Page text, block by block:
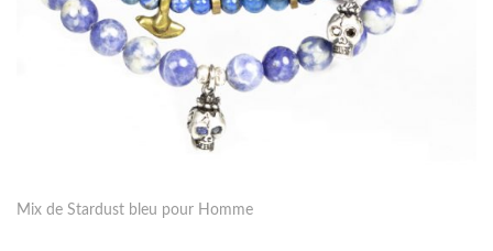
Mix de Stardust bleu pour Homme